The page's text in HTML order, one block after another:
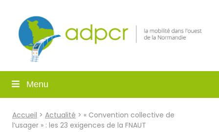
Menu
Accueil > Actualité > « Convention collective de
l’usager » : les 23 exigences de la FNAUT